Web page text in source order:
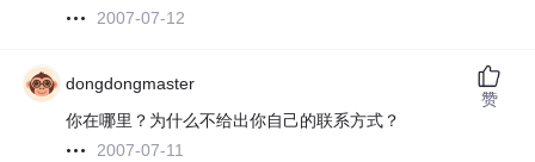
2007-07-12
dongdongmaster
你在哪里？为什么不给出你自己的联系方式？
2007-07-11
赞